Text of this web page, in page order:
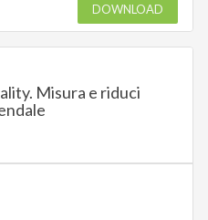
DOWNLOAD
Misura e riduci